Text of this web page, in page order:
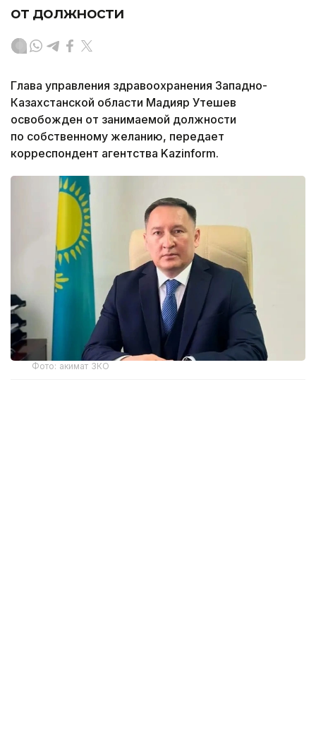
от должности
Глава управления здравоохранения Западно-
Казахстанской области Мадияр Утешев
освобожден от занимаемой должности
по собственному желанию, передает
корреспондент агентства Kazinform.
Фото: акимат ЗКО